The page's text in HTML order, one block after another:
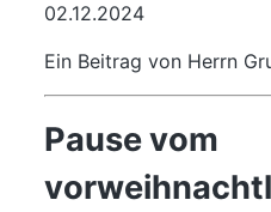
02.12.2024
Ein Beitrag von Herrn
Pause vom